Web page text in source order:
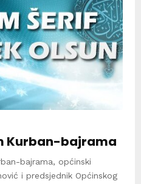
Kurban-bajrama
bajrama, općinski
i predsjednik Općinskog